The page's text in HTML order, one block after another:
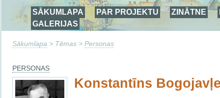
SĀKUMLAPA PAR PROJEKTU ZINĀTNE
GALERIJAS
Sākumlapa > Tēmas > Personas
PERSONAS
Konstantīns